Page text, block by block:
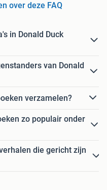
over deze FAQ
in Donald Duck
van Donald
verzamelen?
zo populair onder
die gericht zijn